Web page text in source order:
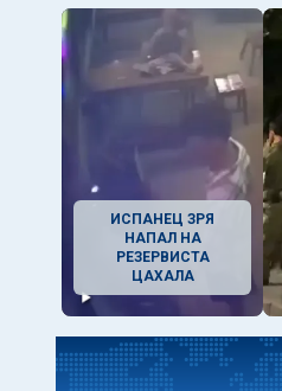
ИСПАНЕЦ ЗРЯ
НАПАЛ НА
РЕЗЕРВИСТА
ЦАХАЛА